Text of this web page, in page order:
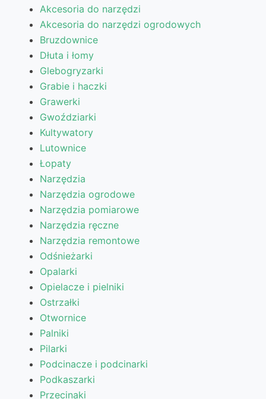
Akcesoria do narzędzi
Akcesoria do narzędzi ogrodowych
Bruzdownice
Dłuta i łomy
Glebogryzarki
Grabie i haczki
Grawerki
Gwoździarki
Kultywatory
Lutownice
Łopaty
Narzędzia
Narzędzia ogrodowe
Narzędzia pomiarowe
Narzędzia ręczne
Narzędzia remontowe
Odśnieżarki
Opalarki
Opielacze i pielniki
Ostrzałki
Otwornice
Palniki
Pilarki
Podcinacze i podcinarki
Podkaszarki
Przecinaki